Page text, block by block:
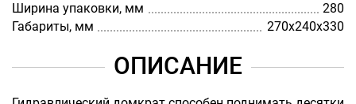
Ширина упаковки, мм
280
Габариты, мм
270х240х330
ОПИСАНИЕ